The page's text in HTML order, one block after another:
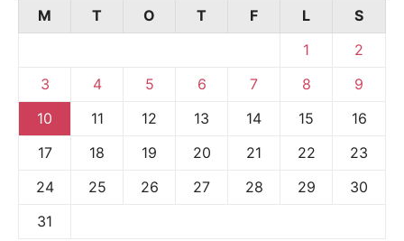
M
T O T F L
S
1
2
3
4 5 6 7 8
9
10
11 12 13 14 15
16
17
18 19 20 21 22
23
24
25 26 27 28 29
30
31